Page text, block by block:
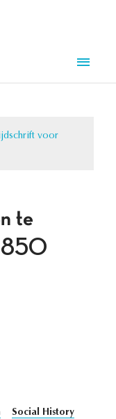
voor
te
Social History